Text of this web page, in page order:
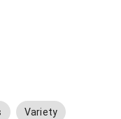
Variety